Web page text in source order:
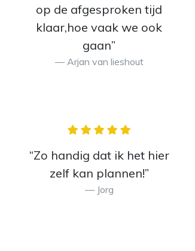
op de afgesproken tijd
klaar,hoe vaak we ook
gaan”
Arjan van lieshout
“Zo handig dat ik het hier
zelf kan plannen!”
Jorg